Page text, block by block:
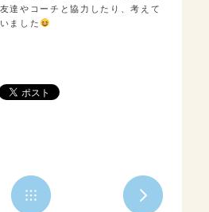
達やコーチと協力したり、考えて
ました